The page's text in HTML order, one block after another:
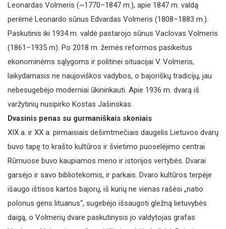
Leonardas Volmeris (~1770–1847 m.), apie 1847 m. valdą
perėmė Leonardo sūnus Edvardas Volmeris (1808–1883 m.).
Paskutinis iki 1934 m. valdė pastarojo sūnus Vaclovas Volmeris
(1861–1935 m). Po 2018 m. žemės reformos pasikeitus
ekonominėms sąlygoms ir politinei situacijai V. Volmeris,
laikydamasis ne naujoviškos vadybos, o bajoriškų tradicijų, jau
nebesugebėjo moderniai ūkininkauti. Apie 1936 m. dvarą iš
varžytinių nusipirko Kostas Jašinskas.
Dvasinis penas su gurmaniškais skoniais
XIX a. ir XX a. pirmaisiais dešimtmečiais daugelis Lietuvos dvarų
buvo tapę to krašto kultūros ir švietimo puoselėjimo cent­rai.
Rūmuose buvo kaupiamos meno ir istorijos vertybės. Dvarai
garsėjo ir savo bibliotekomis, ir parkais. Dvaro kultūros terpėje
išaugo ištisos kartos bajorų, iš kurių ne vienas rašėsi „natio
polonus gens lituanus“, sugebėjo išsaugoti gležną lietuvybės
daigą, o Volmerių dvare paskutinysis jo valdytojas grafas